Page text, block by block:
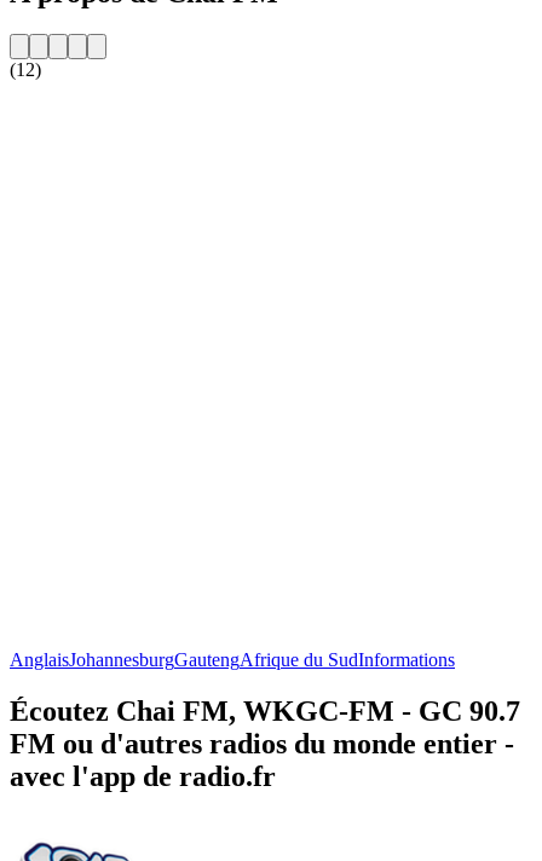
(12)
AnglaisJohannesburgGautengAfrique du SudInformations
Écoutez Chai FM, WKGC-FM - GC 90.7
FM ou d'autres radios du monde entier -
avec l'app de radio.fr